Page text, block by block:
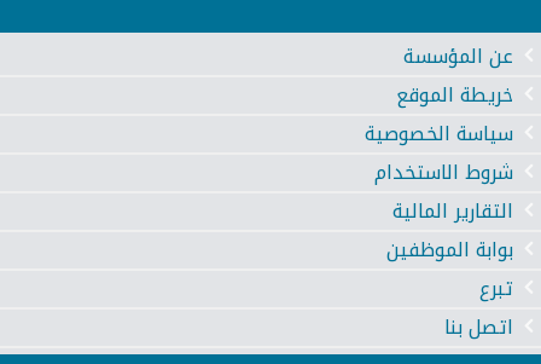
عن المؤسسة
خريطة الموقع
سياسة الخصوصية
شروط الاستخدام
التقارير المالية
بوابة الموظفين
تبرع
اتصل بنا